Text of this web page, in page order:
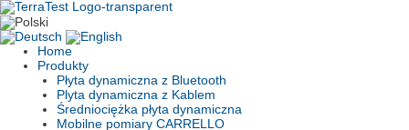
Skip
to
content
Home
Produkty
Płyta dynamiczna z Bluetooth
Plyta dynamiczna z Kablem
Średniociężka płyta dynamiczna
Mobilne pomiary CARRELLO